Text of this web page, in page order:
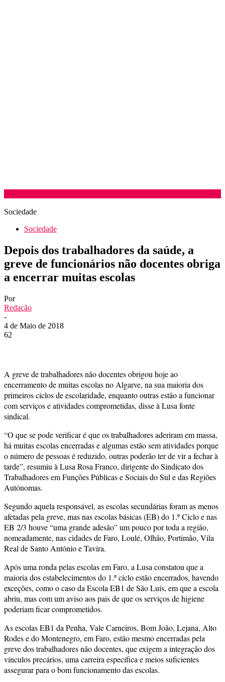
Sociedade
Sociedade
Depois dos trabalhadores da saúde, a
greve de funcionários não docentes obriga
a encerrar muitas escolas
Por
Redação
-
4 de Maio de 2018
62
A greve de trabalhadores não docentes obrigou hoje ao
encerramento de muitas escolas no Algarve, na sua maioria dos
primeiros ciclos de escolaridade, enquanto outras estão a funcionar
com serviços e atividades comprometidas, disse à Lusa fonte
sindical.
“O que se pode verificar é que os trabalhadores aderiram em massa,
há muitas escolas encerradas e algumas estão sem atividades porque
o número de pessoas é reduzido, outras poderão ter de vir a fechar à
tarde”, resumiu à Lusa Rosa Franco, dirigente do Sindicato dos
Trabalhadores em Funções Públicas e Sociais do Sul e das Regiões
Autónomas.
Segundo aquela responsável, as escolas secundárias foram as menos
afetadas pela greve, mas nas escolas básicas (EB) do 1.º Ciclo e nas
EB 2/3 houve “uma grande adesão” um pouco por toda a região,
nomeadamente, nas cidades de Faro, Loulé, Olhão, Portimão, Vila
Real de Santo António e Tavira.
Após uma ronda pelas escolas em Faro, a Lusa constatou que a
maioria dos estabelecimentos do 1.º ciclo estão encerrados, havendo
exceções, como o caso da Escola EB1 de São Luís, em que a escola
abriu, mas com um aviso aos pais de que os serviços de higiene
poderiam ficar comprometidos.
As escolas EB1 da Penha, Vale Carneiros, Bom João, Lejana, Alto
Rodes e do Montenegro, em Faro, estão mesmo encerradas pela
greve dos trabalhadores não docentes, que exigem a integração dos
vínculos precários, uma carreira específica e meios suficientes
assegurar para o bom funcionamento das escolas.